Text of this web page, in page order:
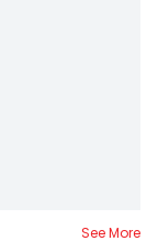
See More